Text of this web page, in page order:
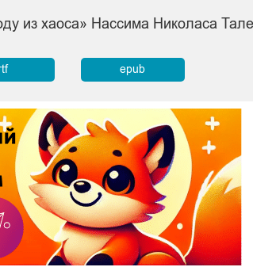
из хаоса» Нассима Николаса
epub